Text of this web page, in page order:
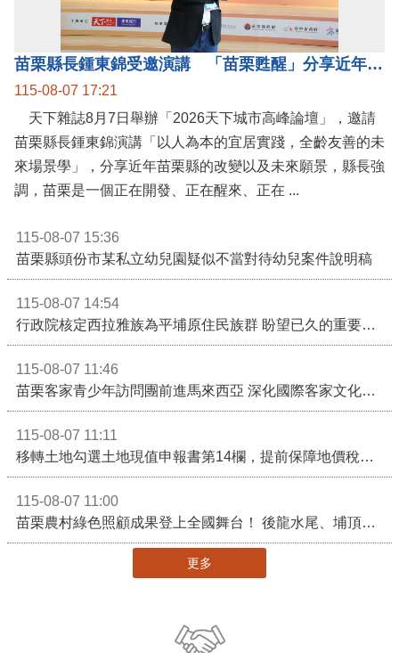
苗栗縣長鍾東錦受邀演講 「苗栗甦醒」分享近年轉變
115-08-07 17:21
天下雜誌8月7日舉辦「2026天下城市高峰論壇」，邀請
苗栗縣長鍾東錦演講「以人為本的宜居實踐，全齡友善的未
來場景學」，分享近年苗栗縣的改變以及未來願景，縣長強
調，苗栗是一個正在開發、正在醒來、正在 ...
115-08-07 15:36
苗栗縣頭份市某私立幼兒園疑似不當對待幼兒案件說明稿
115-08-07 14:54
行政院核定西拉雅族為平埔原住民族群 盼望已久的重要時刻到來！8月13日起受理民族成員名冊登記
115-08-07 11:46
苗栗客家青少年訪問團前進馬來西亞 深化國際客家文化交流
115-08-07 11:11
移轉土地勾選土地現值申報書第14欄，提前保障地價稅節稅權益
115-08-07 11:00
苗栗農村綠色照顧成果登上全國舞台！ 後龍水尾、埔頂社區前進2026高齡健康產業博覽會
更多